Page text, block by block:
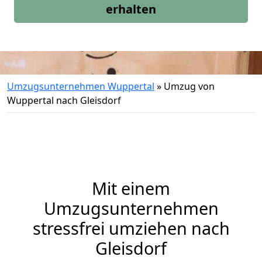
erhalten
Umzugsunternehmen Wuppertal » Umzug von
Wuppertal nach Gleisdorf
Mit einem
Umzugsunternehmen
stressfrei umziehen nach
Gleisdorf